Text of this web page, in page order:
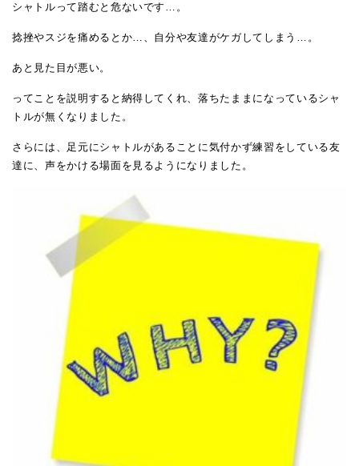
シャトルって踏むと危ないです…。
捻挫やスジを痛めるとか…、自分や友達がケガしてしまう…。
あと見た目が悪い。
ってことを説明すると納得してくれ、落ちたままになっているシャ
トルが無くなりました。
さらには、足元にシャトルがあることに気付かず練習をしている友
達に、声をかける場面を見るようになりました。